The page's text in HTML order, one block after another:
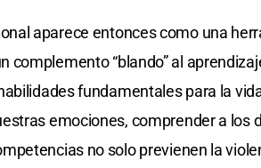
aparece entonces como una
complemento “blando” al
fundamentales para la
emociones, comprender a los
no solo previenen la